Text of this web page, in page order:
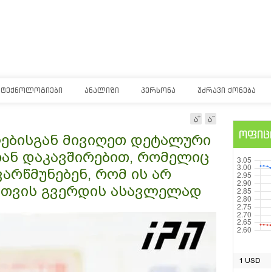
ᲢᲔᲥᲜᲝᲚᲝᲒᲘᲔᲑᲘ ᲐᲜᲐᲚᲘᲖᲘ ᲞᲔᲠᲡᲝᲜᲐ ᲣᲫᲠᲐᲕᲘ ᲥᲝᲜᲔᲑᲐ
მივიღეთ დეტალური
დაკავშირებით, რომელიც
რომ ის არ
გვერდის ასავლელად
1 USD